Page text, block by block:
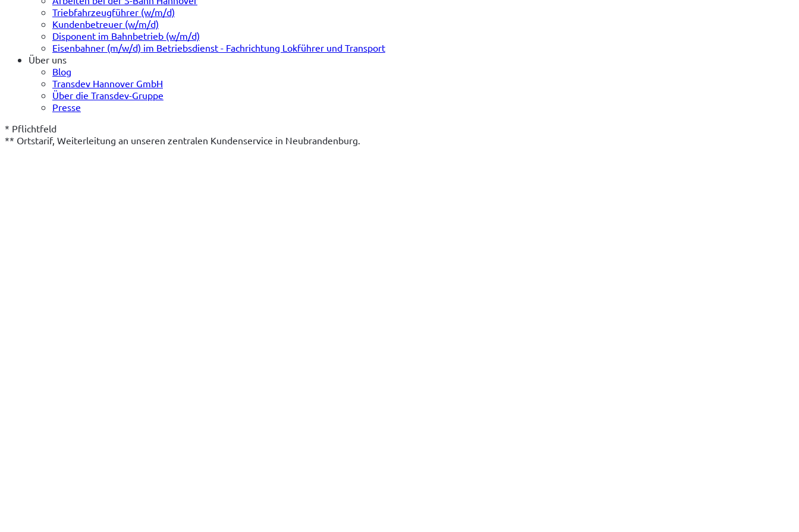
Triebfahrzeugführer (w/m/d)
Kundenbetreuer (w/m/d)
Disponent im Bahnbetrieb (w/m/d)
Eisenbahner (m/w/d) im Betriebsdienst - Fachrichtung Lokführer und Transport
Über uns
Blog
Transdev Hannover GmbH
Über die Transdev-Gruppe
Presse
* Pflichtfeld
** Ortstarif, Weiterleitung an unseren zentralen Kundenservice in Neubrandenburg.